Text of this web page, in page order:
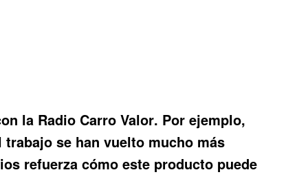
la Radio Carro Valor. Por ejemplo,
se han vuelto mucho más
refuerza cómo este producto puede